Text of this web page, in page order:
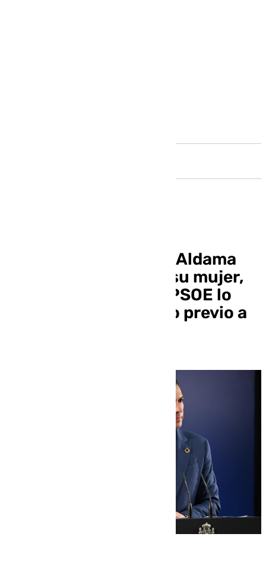
Las declaraciones de Aldama
hacen que Sánchez, su mujer,
varios ministros y el PSOE lo
demanden como paso previo a